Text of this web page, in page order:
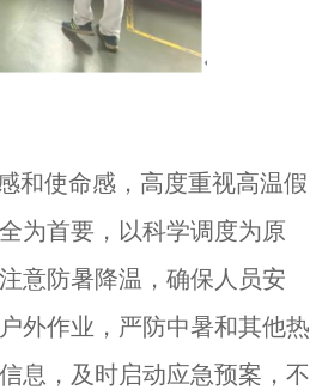
和使命感，高度重视高温假
为首要，以科学调度为原
注意防暑降温，确保人员安
外作业，严防中暑和其他热
息，及时启动应急预案，不